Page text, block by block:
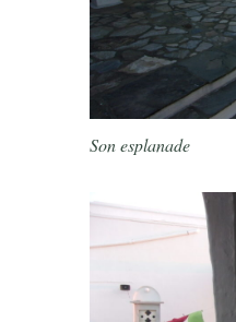
Son esplanade